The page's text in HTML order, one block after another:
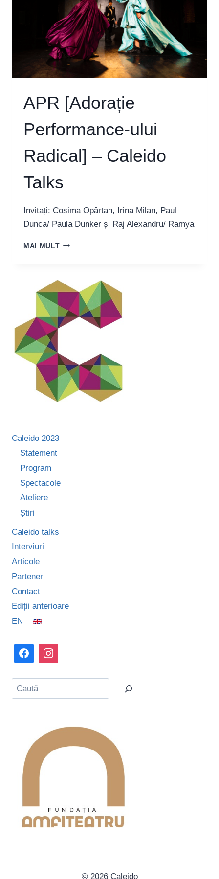
APR [Adorație
Performance-ului
Radical] – Caleido
Talks
Invitați: Cosima Opârtan, Irina Milan, Paul
Dunca/ Paula Dunker și Raj Alexandru/ Ramya
MAI MULTAPR
RADICAL]
–
CALEIDO
TALKS
Caleido 2023
Statement
Program
Spectacole
Ateliere
Știri
Caleido talks
Interviuri
Articole
Parteneri
Contact
Ediții anterioare
EN
Caută
© 2026 Caleido